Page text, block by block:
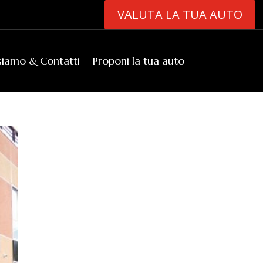
VALUTA LA TUA AUTO
& Contatti Proponi la tua auto